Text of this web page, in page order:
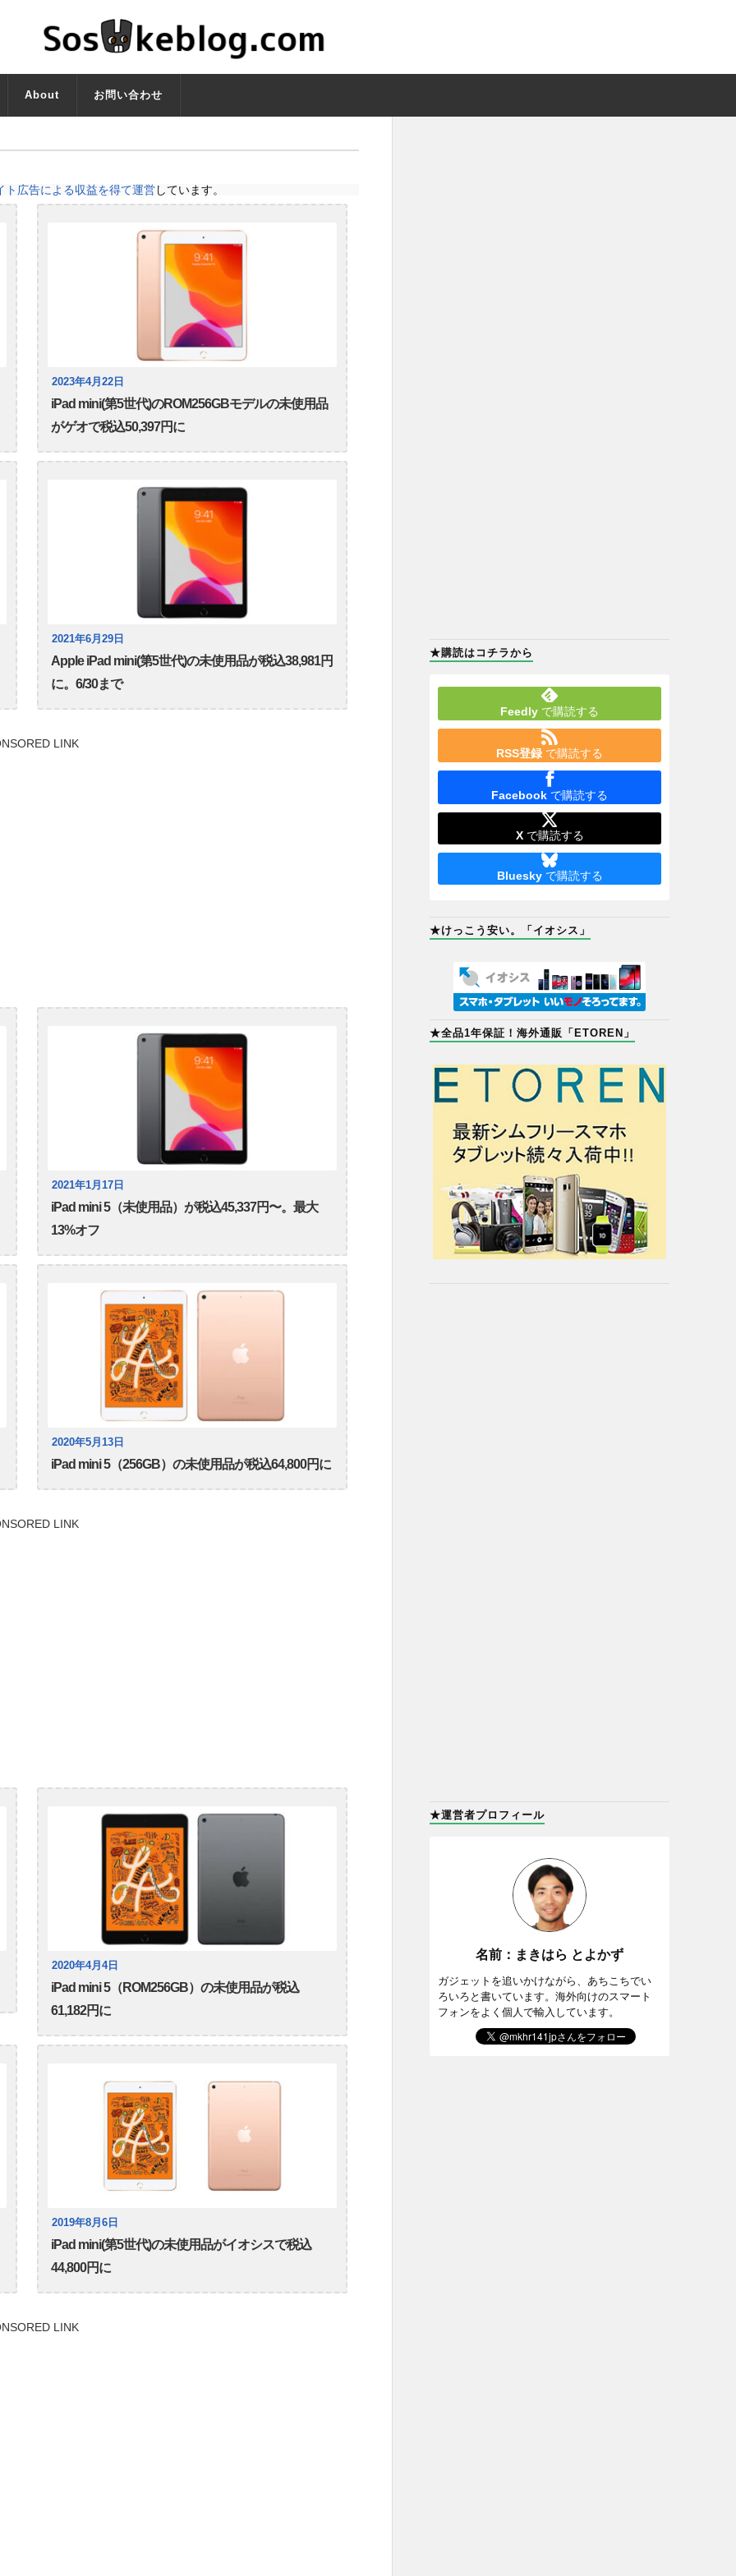
About お問い合わせ
ト広告による収益を得て運営しています。
2023年4月22日
iPad mini(第5世代)のROM256GBモデルの未使用品
がゲオで税込50,397円に
2021年6月29日
Apple iPad mini(第5世代)の未使用品が税込38,981円
に。6/30まで
LINK
2021年1月17日
iPad mini 5（未使用品）が税込45,337円〜。最大
13%オフ
2020年5月13日
iPad mini 5（256GB）の未使用品が税込64,800円に
LINK
2020年4月4日
iPad mini 5（ROM256GB）の未使用品が税込
61,182円に
2019年8月6日
iPad mini(第5世代)の未使用品がイオシスで税込
44,800円に
LINK
★購読はコチラから
Feedly で購読する
RSS登録 で購読する
Facebook で購読する
Xで購読する
Blueskyで購読する
★けっこう安い。「イオシス」
★全品1年保証！海外通販「ETOREN」
★運営者プロフィール
名前：まきはら とよかず
ガジェットを追いかけながら、あちこちでい
ろいろと書いています。海外向けのスマート
フォンをよく個人で輸入しています。